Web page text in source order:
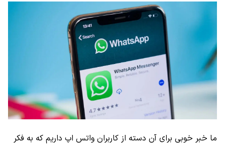
ما خبر خوبی برای آن دسته از کاربران واتس اپ داریم که به فکر